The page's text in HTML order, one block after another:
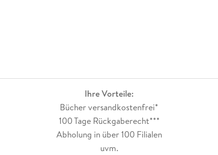
Ihre Vorteile:
Bücher versandkostenfrei*
100 Tage Rückgaberecht***
Abholung in über 100 Filialen
uvm.